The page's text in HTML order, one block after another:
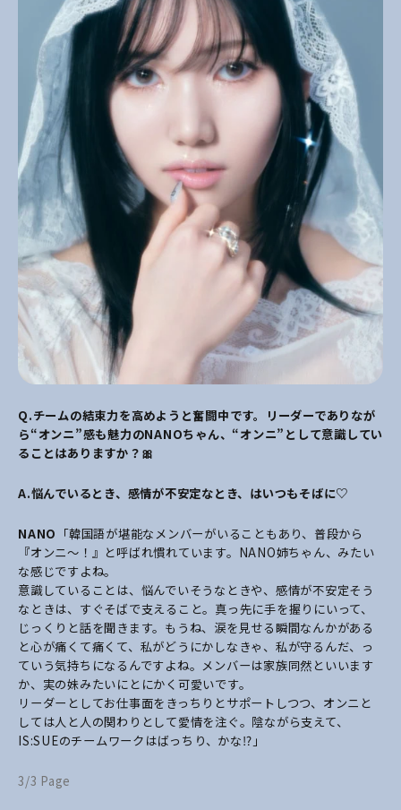
Q.チームの結束力を高めようと奮闘中です。リーダーでありなが
ら“オンニ”感も魅力のNANOちゃん、“オンニ”として意識してい
ることはありますか？🎀
A.悩んでいるとき、感情が不安定なとき、はいつもそばに♡
NANO 「韓国語が堪能なメンバーがいることもあり、普段から
『オンニ〜！』と呼ばれ慣れています。NANO姉ちゃん、みたい
な感じですよね。
意識していることは、悩んでいそうなときや、感情が不安定そう
なときは、すぐそばで支えること。真っ先に手を握りにいって、
じっくりと話を聞きます。もうね、涙を見せる瞬間なんかがある
と心が痛くて痛くて、私がどうにかしなきゃ、私が守るんだ、っ
ていう気持ちになるんですよね。メンバーは家族同然といいます
か、実の妹みたいにとにかく可愛いです。
リーダーとしてお仕事面をきっちりとサポートしつつ、オンニと
しては人と人の関わりとして愛情を注ぐ。陰ながら支えて、
IS:SUEのチームワークはばっちり、かな⁉︎」
3/3 Page